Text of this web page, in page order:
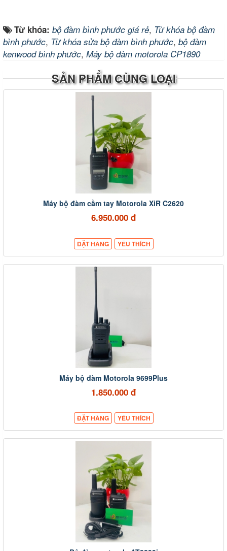
Từ khóa: bộ đàm bình phước giá rẻ, Từ khóa bộ đàm
bình phước, Từ khóa sửa bộ đàm bình phước, bộ đàm
kenwood bình phước, Máy bộ đàm motorola CP1890
SẢN PHẨM CÙNG LOẠI
Máy bộ đàm cầm tay Motorola XiR C2620
6.950.000 đ
ĐẶT HÀNG YÊU THÍCH
Máy bộ đàm Motorola 9699Plus
1.850.000 đ
ĐẶT HÀNG YÊU THÍCH